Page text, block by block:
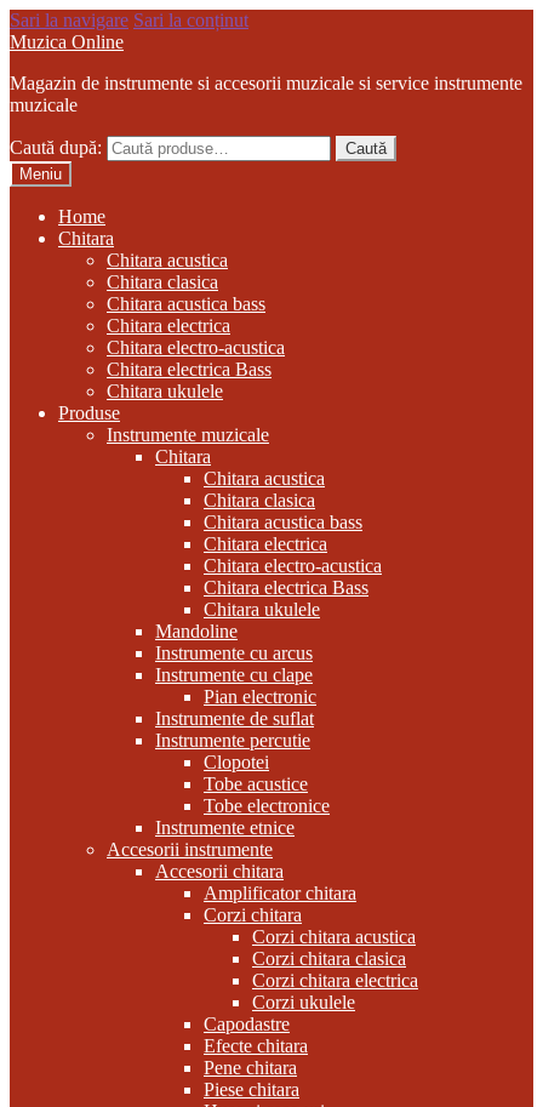
Sari la navigare Sari la conținut
Muzica Online
Magazin de instrumente si accesorii muzicale si service instrumente
muzicale
Caută după:
Caută
Meniu
Home
Chitara
Chitara acustica
Chitara clasica
Chitara acustica bass
Chitara electrica
Chitara electro-acustica
Chitara electrica Bass
Chitara ukulele
Produse
Instrumente muzicale
Chitara
Chitara acustica
Chitara clasica
Chitara acustica bass
Chitara electrica
Chitara electro-acustica
Chitara electrica Bass
Chitara ukulele
Mandoline
Instrumente cu arcus
Instrumente cu clape
Pian electronic
Instrumente de suflat
Instrumente percutie
Clopotei
Tobe acustice
Tobe electronice
Instrumente etnice
Accesorii instrumente
Accesorii chitara
Amplificator chitara
Corzi chitara
Corzi chitara acustica
Corzi chitara clasica
Corzi chitara electrica
Corzi ukulele
Capodastre
Efecte chitara
Pene chitara
Piese chitara